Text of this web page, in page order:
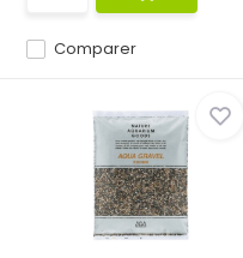
Comparer